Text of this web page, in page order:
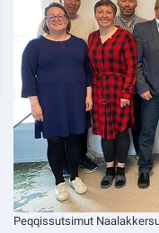
Peqqissutsimut